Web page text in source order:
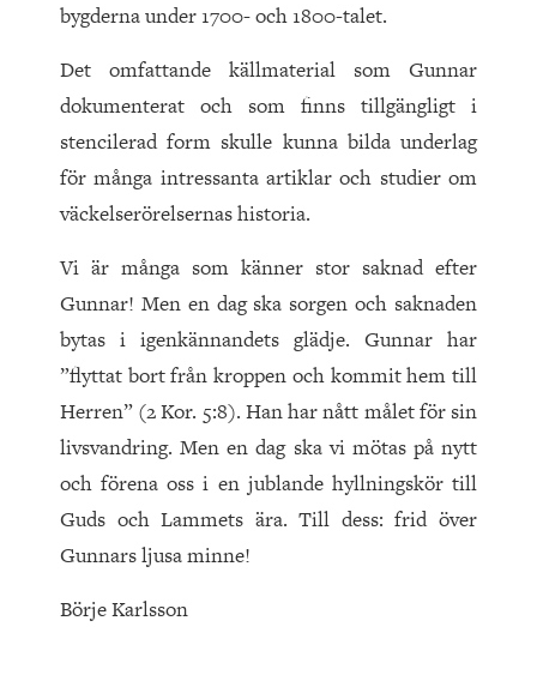
bygderna under 1700- och 1800-talet.
Det omfattande källmaterial som Gunnar
dokumenterat och som finns tillgängligt i
stencilerad form skulle kunna bilda underlag
för många intressanta artiklar och studier om
väckelserörelsernas historia.
Vi är många som känner stor saknad efter
Gunnar! Men en dag ska sorgen och saknaden
bytas i igenkännandets glädje. Gunnar har
”flyttat bort från kroppen och kommit hem till
Herren” (2 Kor. 5:8). Han har nått målet för sin
livsvandring. Men en dag ska vi mötas på nytt
och förena oss i en jublande hyllningskör till
Guds och Lammets ära. Till dess: frid över
Gunnars ljusa minne!
Börje Karlsson